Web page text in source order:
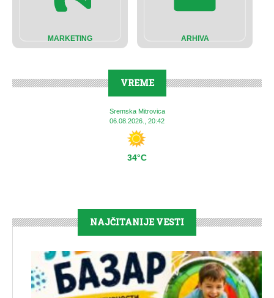
MARKETING ARHIVA
VREME
Sremska Mitrovica
06.08.2026., 20:42
34°C
NAJČITANIJE VESTI